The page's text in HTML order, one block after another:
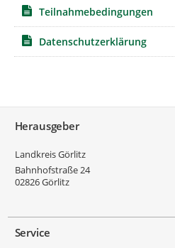
Teilnahmebedingungen
Datenschutzerklärung
Herausgeber
Landkreis Görlitz
Bahnhofstraße 24
02826Görlitz
Service